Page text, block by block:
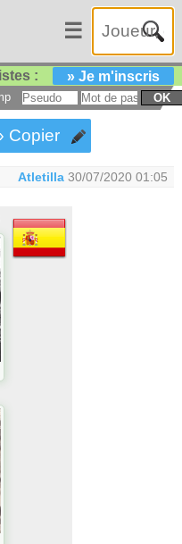
☰
: » Je m'inscris
: OK
Copier
Atletilla 30/07/2020 01:05